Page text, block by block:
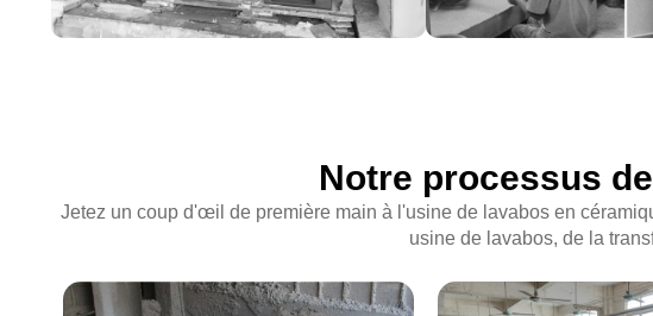
Notre processus
Jetez un coup d'œil de première main à l'usine de lavabos en
usine de lavabos, de la